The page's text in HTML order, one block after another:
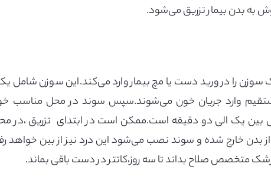
به بدن بیمار تزریق می‌شود.
را در ورید دست یا مچ بیمار وارد می‌کند.این سوزن شامل یک
مستقیم وارد جریان خون می‌شوند.سپس سوند در محل مناسب
بین یک الی دو دقیقه است.ممکن است در ابتدای تزریق ،در
خارج شده و سوند نصب می‌شود این درد نیز از بین خواهد
متخصص صلاح بداند تا سه روز،کاتتر در دست باقی بماند.